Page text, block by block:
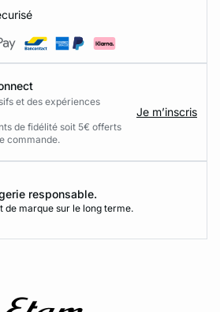
et des expériences
de fidélité soit 5€ offerts
commande.​
Je m’inscris
responsable.
de marque sur le long terme.